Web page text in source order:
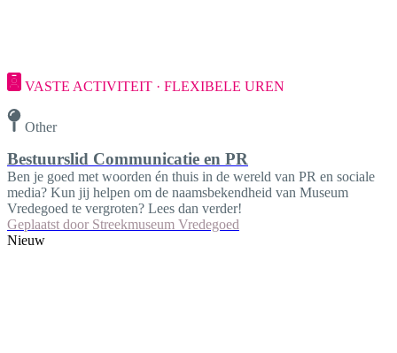
VASTE ACTIVITEIT · FLEXIBELE UREN
Other
Bestuurslid Communicatie en PR
Ben je goed met woorden én thuis in de wereld van PR en sociale
media? Kun jij helpen om de naamsbekendheid van Museum
Vredegoed te vergroten? Lees dan verder!
Geplaatst door Streekmuseum Vredegoed
Nieuw